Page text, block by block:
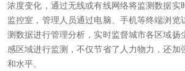
浓度变化，通过无线或有线网络将监测数据实
监控室，管理人员通过电脑、手机等终端浏览
测数据进行管理分析，实时监督城市各区域扬
感区域进行监测，不仅节省了人力物力，还加
和水平。